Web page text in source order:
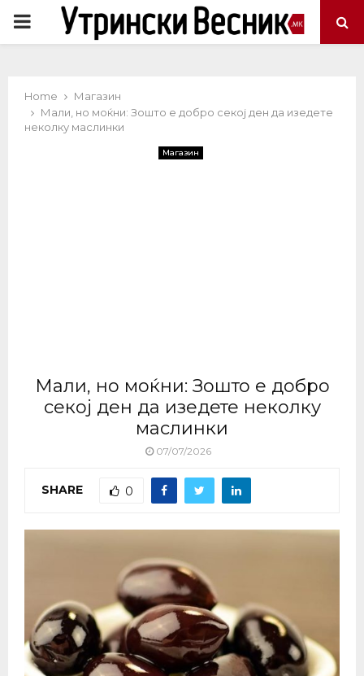
PRIMARY
Home
Магазин
Мали, но моќни: Зошто е добро секој ден да изедете
неколку маслинки
Магазин
Мали, но моќни: Зошто е добро
секој ден да изедете неколку
маслинки
07/07/2026
SHARE 0